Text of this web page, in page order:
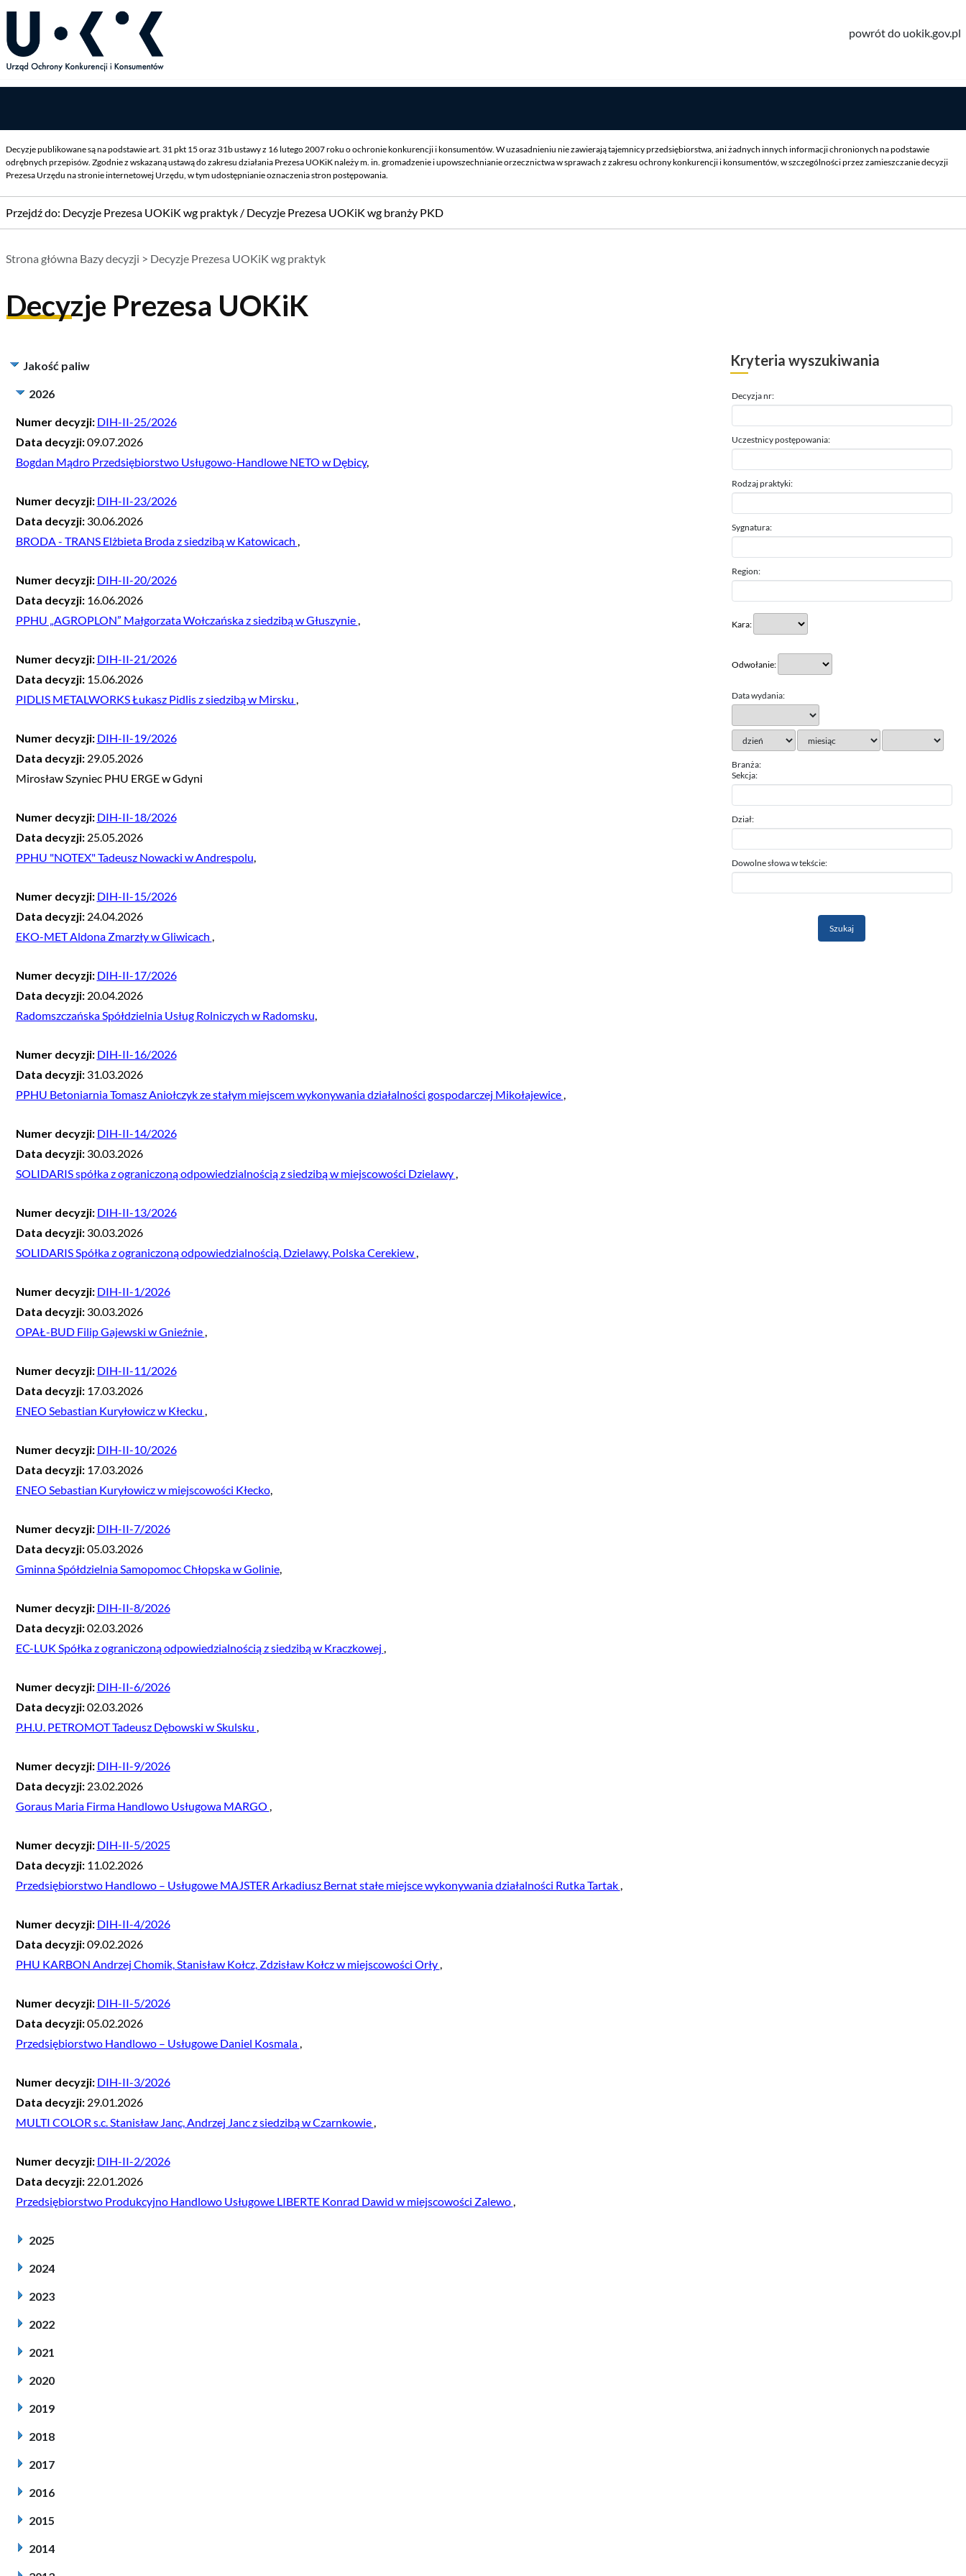
powrót do uokik.gov.pl
Decyzje publikowane są na podstawie art. 31 pkt 15 oraz 31b ustawy z 16 lutego 2007 roku o ochronie konkurencji i konsumentów. W uzasadnieniu nie zawierają tajemnicy przedsiębiorstwa, ani żadnych innych informacji chronionych na podstawie
odrębnych przepisów. Zgodnie z wskazaną ustawą do zakresu działania Prezesa UOKiK należy m. in. gromadzenie i upowszechnianie orzecznictwa w sprawach z zakresu ochrony konkurencji i konsumentów, w szczególności przez zamieszczanie decyzji
Prezesa Urzędu na stronie internetowej Urzędu, w tym udostępnianie oznaczenia stron postępowania.
Przejdź do: Decyzje Prezesa UOKiK wg praktyk/ Decyzje Prezesa UOKiK wg branży PKD
Strona główna Bazy decyzji > Decyzje Prezesa UOKiK wg praktyk
Decyzje Prezesa UOKiK
Jakość paliw
2026
Numer decyzji: DIH-II-25/2026
Data decyzji:09.07.2026
Bogdan Mądro Przedsiębiorstwo Usługowo-Handlowe NETO w Dębicy,
Numer decyzji: DIH-II-23/2026
Data decyzji: 30.06.2026
BRODA - TRANS Elżbieta Broda z siedzibą w Katowicach ,
Numer decyzji: DIH-II-20/2026
Data decyzji: 16.06.2026
PPHU „AGROPLON” Małgorzata Wołczańska z siedzibą w Głuszynie ,
Numer decyzji: DIH-II-21/2026
Data decyzji: 15.06.2026
PIDLIS METALWORKS Łukasz Pidlis z siedzibą w Mirsku ,
Numer decyzji: DIH-II-19/2026
Data decyzji: 29.05.2026
Mirosław Szyniec PHU ERGE w Gdyni
Numer decyzji: DIH-II-18/2026
Data decyzji: 25.05.2026
PPHU "NOTEX" Tadeusz Nowacki w Andrespolu,
Numer decyzji: DIH-II-15/2026
Data decyzji: 24.04.2026
EKO-MET Aldona Zmarzły w Gliwicach ,
Numer decyzji: DIH-II-17/2026
Data decyzji: 20.04.2026
Radomszczańska Spółdzielnia Usług Rolniczych w Radomsku,
Numer decyzji: DIH-II-16/2026
Data decyzji: 31.03.2026
PPHU Betoniarnia Tomasz Aniołczyk ze stałym miejscem wykonywania działalności gospodarczej Mikołajewice ,
Numer decyzji: DIH-II-14/2026
Data decyzji: 30.03.2026
SOLIDARIS spółka z ograniczoną odpowiedzialnością z siedzibą w miejscowości Dzielawy ,
Numer decyzji: DIH-II-13/2026
Data decyzji: 30.03.2026
SOLIDARIS Spółka z ograniczoną odpowiedzialnością, Dzielawy, Polska Cerekiew ,
Numer decyzji: DIH-II-1/2026
Data decyzji: 30.03.2026
OPAŁ-BUD Filip Gajewski w Gnieźnie ,
Numer decyzji: DIH-II-11/2026
Data decyzji: 17.03.2026
ENEO Sebastian Kuryłowicz w Kłecku ,
Numer decyzji: DIH-II-10/2026
Data decyzji: 17.03.2026
ENEO Sebastian Kuryłowicz w miejscowości Kłecko,
Numer decyzji: DIH-II-7/2026
Data decyzji:05.03.2026
Gminna Spółdzielnia Samopomoc Chłopska w Golinie,
Numer decyzji: DIH-II-8/2026
Data decyzji:02.03.2026
EC-LUK Spółka z ograniczoną odpowiedzialnością z siedzibą w Kraczkowej ,
Numer decyzji: DIH-II-6/2026
Data decyzji:02.03.2026
P.H.U. PETROMOT Tadeusz Dębowski w Skulsku ,
Numer decyzji: DIH-II-9/2026
Data decyzji: 23.02.2026
Goraus Maria Firma Handlowo Usługowa MARGO ,
Numer decyzji: DIH-II-5/2025
Data decyzji: 11.02.2026
Przedsiębiorstwo Handlowo – Usługowe MAJSTER Arkadiusz Bernat stałe miejsce wykonywania działalności Rutka Tartak ,
Numer decyzji: DIH-II-4/2026
Data decyzji:09.02.2026
PHU KARBON Andrzej Chomik, Stanisław Kołcz, Zdzisław Kołcz w miejscowości Orły ,
Numer decyzji: DIH-II-5/2026
Data decyzji:05.02.2026
Przedsiębiorstwo Handlowo – Usługowe Daniel Kosmala ,
Numer decyzji: DIH-II-3/2026
Data decyzji: 29.01.2026
MULTI COLOR s.c. Stanisław Janc, Andrzej Janc z siedzibą w Czarnkowie ,
Numer decyzji: DIH-II-2/2026
Data decyzji: 22.01.2026
Przedsiębiorstwo Produkcyjno Handlowo Usługowe LIBERTE Konrad Dawid w miejscowości Zalewo ,
2025
2024
2023
2022
2021
2020
2019
2018
2017
2016
2015
2014
Kryteria wyszukiwania
Decyzja nr:
Uczestnicy postępowania:
Rodzaj praktyki:
Sygnatura:
Region:
Kara:
Odwołanie:
Data wydania:
Branża:
Sekcja:
Dział:
Dowolne słowa w tekście: